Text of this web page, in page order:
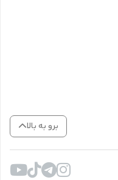
برو به بالا